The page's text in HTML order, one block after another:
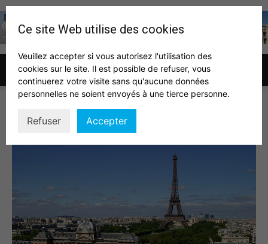
Association
IHEDN
toureiffel
Ce site Web utilise des cookies
Veuillez accepter si vous autorisez l'utilisation des
cookies sur le site. Il est possible de refuser, vous
continuerez votre visite sans qu'aucune données
personnelles ne soient envoyés à une tierce personne.
Refuser Accepter